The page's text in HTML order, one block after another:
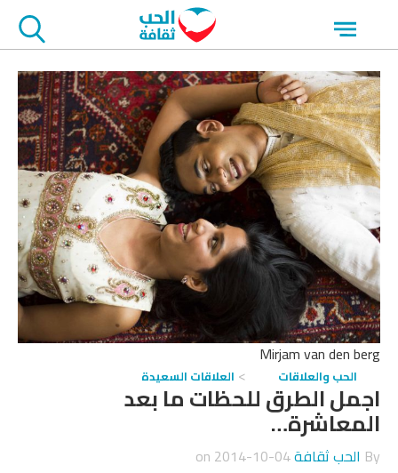
Open
menu
Mirjam van den berg
الحب والعلاقات العلاقات السعيدة
اجمل الطرق للحظات ما بعد
المعاشرة…
By الحب ثقافة2014-10-04